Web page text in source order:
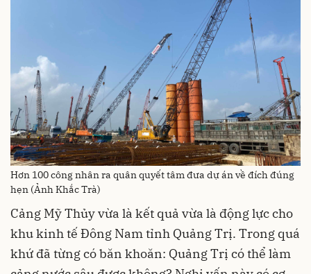
Hơn 100 công nhân ra quân quyết tâm đưa dự án về đích đúng
hẹn (Ảnh Khắc Trà)
Cảng Mỹ Thủy vừa là kết quả vừa là động lực cho
khu kinh tế Đông Nam tỉnh Quảng Trị. Trong quá
khứ đã từng có băn khoăn: Quảng Trị có thể làm